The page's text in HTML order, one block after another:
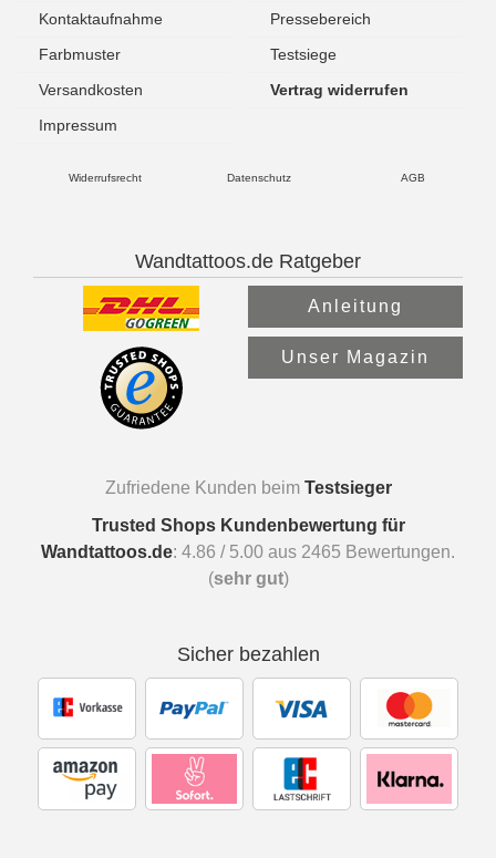
Kontaktaufnahme
Pressebereich
Farbmuster
Testsiege
Versandkosten
Vertrag widerrufen
Impressum
Widerrufsrecht Datenschutz AGB
Wandtattoos.de Ratgeber
Anleitung
Unser Magazin
Zufriedene Kunden beim Testsieger
Trusted Shops Kundenbewertung für
Wandtattoos.de: 4.86 / 5.00 aus 2465 Bewertungen.
(sehr gut)
Sicher bezahlen